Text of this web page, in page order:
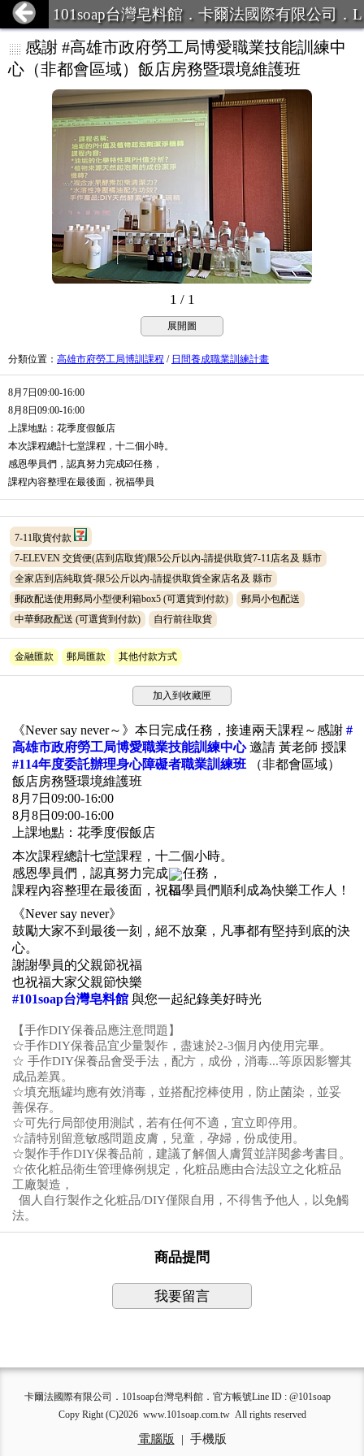
101soap台灣皂料館．卡爾法國際有限公司．L
INE ID:101Soap 客服專線:07-387
感謝 #高雄市政府勞工局博愛職業技能訓練中
心（非都會區域）飯店房務暨環境維護班
1 / 1
展開圖
分類位置 ： 高雄市府勞工局博訓課程 / 日間養成職業訓練計畫
8月7日09:00-16:00
8月8日09:00-16:00
上課地點：花季度假飯店
本次課程總計七堂課程，十二個小時。
感恩學員們，認真努力完成☑️任務，
課程內容整理在最後面，祝福學員
7-11取貨付款
7-ELEVEN 交貨便(店到店取貨)限5公斤以內-請提供取貨7-11店名及 縣市
全家店到店純取貨-限5公斤以內-請提供取貨全家店名及 縣市
郵政配送使用郵局小型便利箱box5 (可選貨到付款)
郵局小包配送
中華郵政配送 (可選貨到付款) 自行前往取貨
金融匯款 郵局匯款 其他付款方式
加入到收藏匣
《Never say never～》本日完成任務，接連兩天課程～感謝 #
高雄市政府勞工局博愛職業技能訓練中心
#114年度委託辦理身心障礙者職業訓練班 （非都會區域）
飯店房務暨環境維護班
8月7日09:00-16:00
8月8日09:00-16:00
上課地點：花季度假飯店
本次課程總計七堂課程，十二個小時。
感恩學員們，認真努力完成
任務，
課程內容整理在最後面，祝福學員們順利成為快樂工作人！
《Never say never》
鼓勵大家不到最後一刻，絕不放棄，凡事都有堅持到底的決
心。
謝謝學員的父親節祝福
也祝福大家父親節快樂
#101soap台灣皂料館 與您一起紀錄美好時光
【手作DIY保養品應注意問題】
☆手作DIY保養品宜少量製作，盡速於2-3個月內使用完畢。
☆ 手作DIY保養品會受手法，配方，成份，消毒...等原因影響其
成品差異。
☆填充瓶罐均應有效消毒，並搭配挖棒使用，防止菌染，並妥
善保存。
☆可先行局部使用測試，若有任何不適，宜立即停用。
☆請特別留意敏感問題皮膚，兒童，孕婦，份成使用。
☆製作手作DIY保養品前，建議了解個人膚質並詳閱參考書目。
☆依化粧品衛生管理條例規定，化粧品應由合法設立之化粧品
工廠製造，
個人自行製作之化粧品/DIY僅限自用，不得售予他人，以免觸
法。
商品提問
我要留言
卡爾法國際有限公司．101soap台灣皂料館．官方帳號Line ID : @101soap
Copy Right (C)2026 www.101soap.com.tw All rights reserved
電腦版 | 手機版